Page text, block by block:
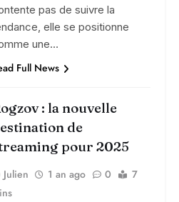
pas de suivre la
elle se positionne
une…
Full News
: la nouvelle
de
pour 2025
Julien 1 an ago 0
7